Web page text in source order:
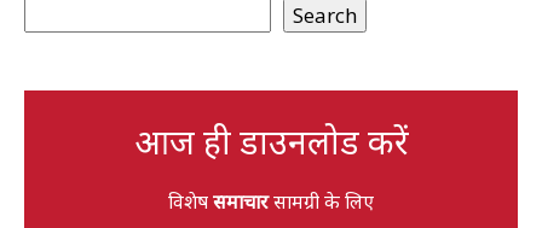
Search
आज ही डाउनलोड करें
विशेषसमाचारसामग्री के लिए